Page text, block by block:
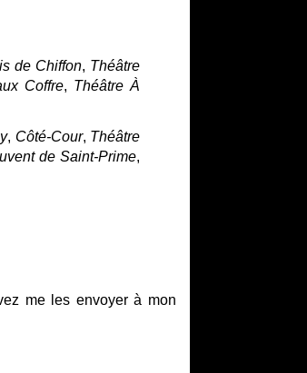
de Chiffon, Théâtre
Coffre, Théâtre À
, Côté-Cour, Théâtre
de Saint-Prime,
me les envoyer à mon